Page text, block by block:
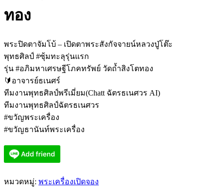
ทอง
พระปิดตาจัมโบ้ – เปิดตาพระสังกัจจายน์หลวงปู่โต๊ะ
พุทธศิลป์ #ซุ้มทะลุรุ่นแรก
รุ่น #อภิมหาเศรษฐีโภคทรัพย์ วัดถ้ำสิงโตทอง
🔰อาจารย์ธเนศร์
ทีมงานพุทธศิลป์พรีเมี่ยม(Chatt ฉัตรธเนศวร AI)
ทีมงานพุทธศิลป์ฉัตรธเนศวร
#ขวัญพระเครื่อง
#ขวัญธานันท์พระเครื่อง
หมวดหมู่: พระเครื่องเปิดจอง